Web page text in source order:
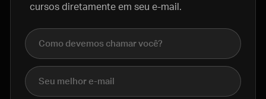
cursos diretamente em seu e-mail.
Nome completo
E-mail